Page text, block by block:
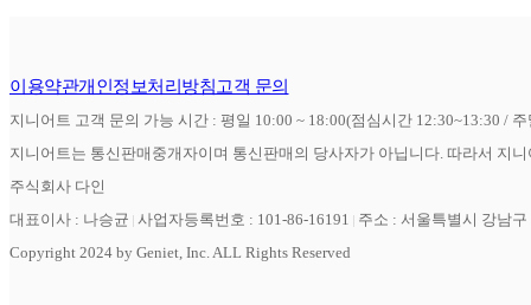
이용약관개인정보처리방침고객 문의
지니어트 고객 문의 가능 시간 : 평일 10:00 ~ 18:00(점심시간 12:30~13:30 /
지니어트는 통신판매중개자이며 통신판매의 당사자가 아닙니다. 따라서 지
주식회사 다인
대표이사 : 나승균 사업자등록번호 : 101-86-16191
주소 : 서울특별시 강남
Copyright 2024 by Geniet, Inc. ALL Rights Reserved